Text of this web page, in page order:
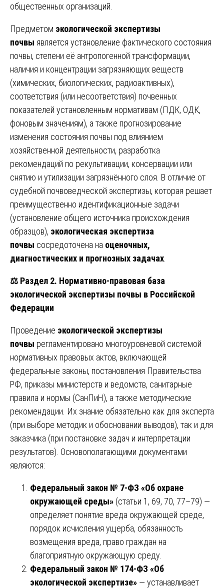
общественных организаций.
Предметом экологической экспертизы
почвы является установление фактического состояния
почвы, степени её антропогенной трансформации,
наличия и концентрации загрязняющих веществ
(химических, биологических, радиоактивных),
соответствия (или несоответствия) почвенных
показателей установленным нормативам (ПДК, ОДК,
фоновым значениям), а также прогнозирование
изменения состояния почвы под влиянием
хозяйственной деятельности, разработка
рекомендаций по рекультивации, консервации или
снятию и утилизации загрязнённого слоя. В отличие от
судебной почвоведческой экспертизы, которая решает
преимущественно идентификационные задачи
(установление общего источника происхождения
образцов), экологическая экспертиза
почвы сосредоточена на оценочных,
диагностических и прогнозных задачах
⚖️ Раздел 2. Нормативно-правовая база
экологической экспертизы почвы в Российской
Федерации
Проведение экологической экспертизы
почвы регламентировано многоуровневой системой
нормативных правовых актов, включающей
федеральные законы, постановления Правительства
РФ, приказы министерств и ведомств, санитарные
правила и нормы (СанПиН), а также методические
рекомендации. Их знание обязательно как для эксперта
(при выборе методик и обосновании выводов), так и для
заказчика (при постановке задач и интерпретации
результатов). Основополагающими документами
являются:
Федеральный закон № 7-ФЗ «Об охране
окружающей среды» (статьи 1, 69, 70, 77–79) —
определяет понятие вреда окружающей среде,
порядок исчисления ущерба, обязанность
возмещения вреда, право граждан на
благоприятную окружающую среду.
Федеральный закон № 174-ФЗ «Об
экологической экспертизе» — устанавливает